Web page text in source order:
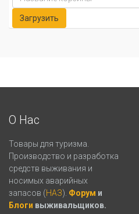
О Нас
Товары для туризма.
Производство и разработка
средств выживания и
носимых аварийных
запасов (НАЗ). Форум и
Блоги выживальщиков.